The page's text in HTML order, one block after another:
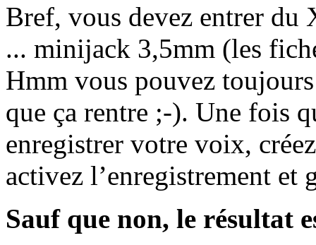
Bref, vous devez entrer du
... minijack 3,5mm (les
Hmm vous pouvez
que ça rentre ;-). Une fois
enregistrer votre voix,
activez l’enregistrement et
Sauf que non, le résultat